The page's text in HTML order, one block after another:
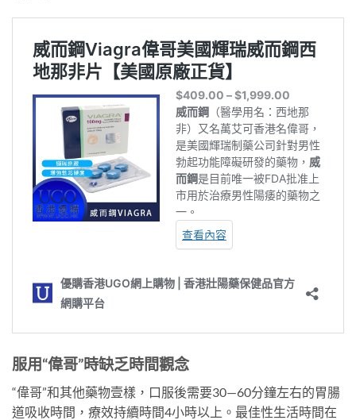
服用“偉哥”時缺乏時間觀念
“偉哥”和其他藥物壹樣，口服後需要30—60分鐘左右的胃腸
道吸收時間，療效持續時間4小時以上。最佳性生活時間在